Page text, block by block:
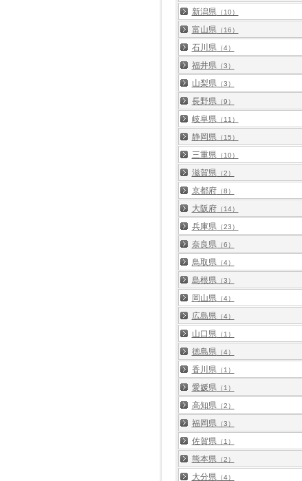
新潟県 （10）
富山県 （16）
石川県 （4）
福井県 （3）
山梨県 （3）
長野県 （9）
岐阜県 （11）
静岡県 （15）
三重県 （10）
滋賀県 （2）
京都府（8）
大阪府（14）
兵庫県 （23）
奈良県 （6）
鳥取県 （4）
島根県 （3）
岡山県 （4）
広島県 （4）
山口県 （1）
徳島県 （4）
香川県 （1）
愛媛県 （1）
高知県 （2）
福岡県 （3）
佐賀県 （1）
熊本県 （2）
大分県 （4）